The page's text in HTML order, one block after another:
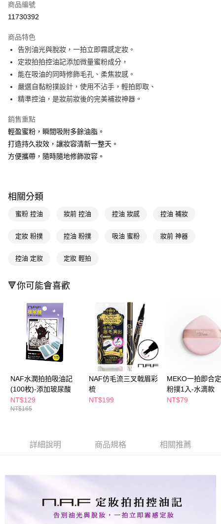
信用卡一次付款
LINE Pay
Apple Pay
街口支付
悠遊付
Google Pay
【關於「AFTEE先享後付」】
２．便利：只要手機號碼，簡訊認證，即可結帳。
１．於結帳方式選擇「AFTEE先享後付」後，將跳轉至「AFTEE先享後付」
３．收到繳費通知簡訊後14天內，點擊此簡訊中的連結，可透過四大超商／
購買商品的店家。未經商家同意取消之訂單仍視為有效，需透過AFTEE先享
※ 交易是否成功請以「AFTEE先享後付 」之結帳頁面顯示為準，若有關於
是否繳費成功／繳費後需取消欲退款等相關疑問，請聯繫「AFTEE先享後付
客戶支援中心」https://netprotections.freshdesk.com/support/home
【注意事項】
１．透過由恩沛科技股份有限公司提供之「AFTEE先享後付」服務完成之交
易，需依本服務之必要範圍內提供個人資料，並將交易相關給付款項請求債
權轉讓予恩沛科技股份有限公司。
２．關於個人資料處理事宜，請瀏覽以下網址：
https://aftee.tw/terms/#terms3
３．未成年的使用者請事先徵得法定代理人或監護人之同意方可使用
「AFTEE先享後付」，若未經同意申辦者引起之損失，本公司不負相關責
任。
５．嚴禁一人註冊多個帳號或使用他人資訊註冊。若發現惡意使用之情形，
運送方式
全家取貨付款
付款後全家取貨
每筆NT$65，滿NT$390(含以上)免運費
每筆NT$65，滿NT$490(含以上)免運費
付款後萊爾富取貨
每筆NT$65，滿NT$490(含以上)免運費
7-11取貨付款
每筆NT$65，滿NT$490(含以上)免運費
每筆NT$65，滿NT$490(含以上)免運費
宅配(本島)
每筆NT$100，滿NT$790(含以上)免運費
每筆NT$80，滿NT$290(含以上)免運費
商品編號
11730392
商品特色
告別油光與脫妝，一拍立即霧感定妝。
定妝拍拍控油記添加微量蜜粉成分，
能在吸油的同時修飾毛孔、柔焦妝感。
嚴選自黏粉撲設計，使用不沾手，輕拍即取、
精準控油，是妝前妝後的完美補妝神器。
銷售重點
輕盈蜜粉，瞬間吸附多餘油脂。
打造持久妝效，讓妝容清新一整天。
方便攜帶，隨時隨地修飾妝容。
相關分類
蜜粉 控油 妝前 控油 控油 妝感 控油 補妝
定妝 粉撲 控油 粉撲 吸油 蜜粉 妝前 神器
控油 定妝 定妝 輕拍
🔻你可能會喜歡
NAF水潤拍拍吸油記
(100枚)-添加玻尿酸
NT$129
NT$165
NAF仿毛流三叉戟眉彩
梳
NT$199
MEKO一拍即合
粉撲1入-水滴款
NT$79
詳細說明 商品規格 相關推薦